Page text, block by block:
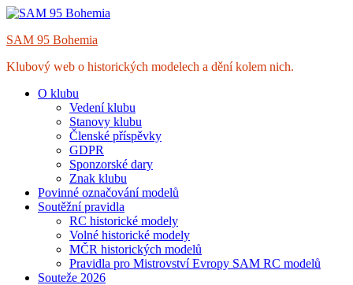
Skip
content
SAM 95 Bohemia
Klubový web o historických modelech a dění kolem nich.
O klubu
Vedení klubu
Stanovy klubu
Členské příspěvky
GDPR
Sponzorské dary
Znak klubu
Povinné označování modelů
Soutěžní pravidla
RC historické modely
Volné historické modely
MČR historických modelů
Pravidla pro Mistrovství Evropy SAM RC modelů
Souteže 2026